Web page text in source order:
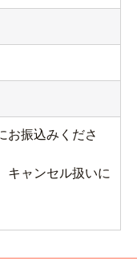
お振込みくださ
キャンセル扱いに